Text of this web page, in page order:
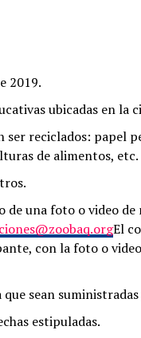
2019.
ubicadas en la
ser reciclados: papel
de alimentos, etc.
una foto o video de
El
con la foto o
que sean
estipuladas.